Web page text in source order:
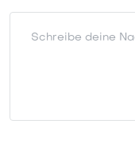
Schreibe deine